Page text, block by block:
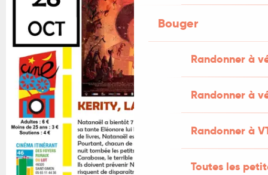
Bouger
Randonner à
Randonner à
Randonner à
Toutes les